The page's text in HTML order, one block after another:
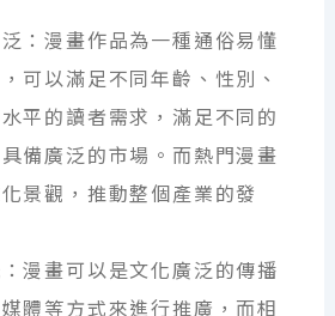
：漫畫作品為一種通俗易懂
可以滿足不同年齡、性別、
平的讀者需求，滿足不同的
備廣泛的市場。而熱門漫畫
景觀，推動整個產業的發
漫畫可以是文化廣泛的傳播
體等方式來進行推廣，而相